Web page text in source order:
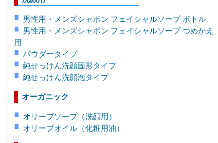
男性用・メンズシャボン フェイシャルソープ ボトル
男性用・メンズシャボン フェイシャルソープ つめかえ
用
パウダータイプ
純せっけん洗顔固形タイプ
純せっけん洗顔泡タイプ
オーガニック
オリーブソープ（洗顔用）
オリーブオイル（化粧用油）